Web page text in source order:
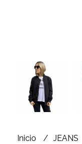
Inicio JEANS